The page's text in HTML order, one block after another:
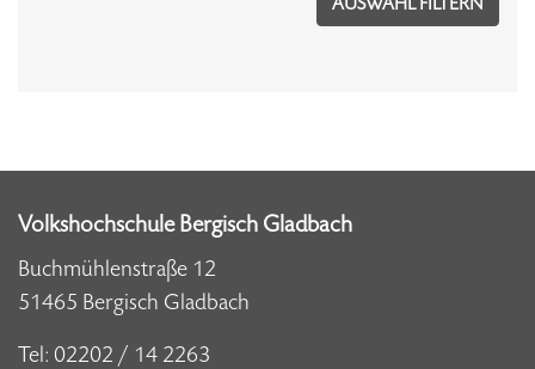
Volkshochschule Bergisch Gladbach
Buchmühlenstraße 12
51465 Bergisch Gladbach
Tel: 02202 / 14 2263